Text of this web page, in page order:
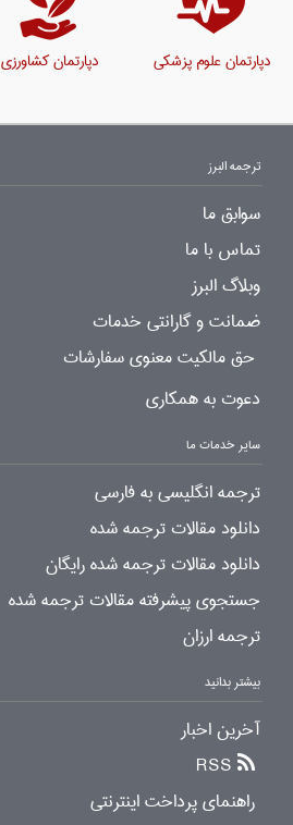
دپارتمان علوم پزشکی دپارتمان کشاورزی
ترجمه البرز
سوابق ما
تماس با ما
وبلاگ البرز
ضمانت و گارانتی خدمات
حق مالکیت معنوی سفارشات
دعوت به همکاری
سایر خدمات ما
ترجمه انگلیسی به فارسی
دانلود مقالات ترجمه شده
دانلود مقالات ترجمه شده رایگان
جستجوی پیشرفته مقالات ترجمه شده
ترجمه ارزان
بیشتر بدانید
آخرین اخبار
RSS
راهنمای پرداخت اینترنتی